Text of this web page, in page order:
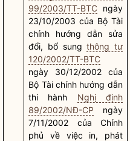
99/2003/TT-BTC ngày
23/10/2003 của Bộ Tài
chính hướng dẫn sửa
đổi, bổ sungthông tư
120/2002/TT-BTC
ngày 30/12/2002 của
Bộ Tài chính hướng dẫn
thi hành Nghị định
89/2002/NĐ-CP ngày
7/11/2002 của Chính
phủ về việc in, phát